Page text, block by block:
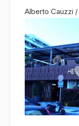
Alberto Cauzzi /